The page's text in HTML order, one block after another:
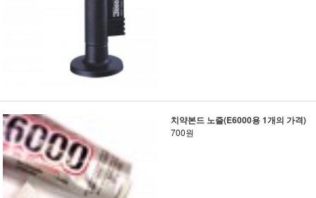
치약본드 노즐(E6000용 1개의 가격)
700원